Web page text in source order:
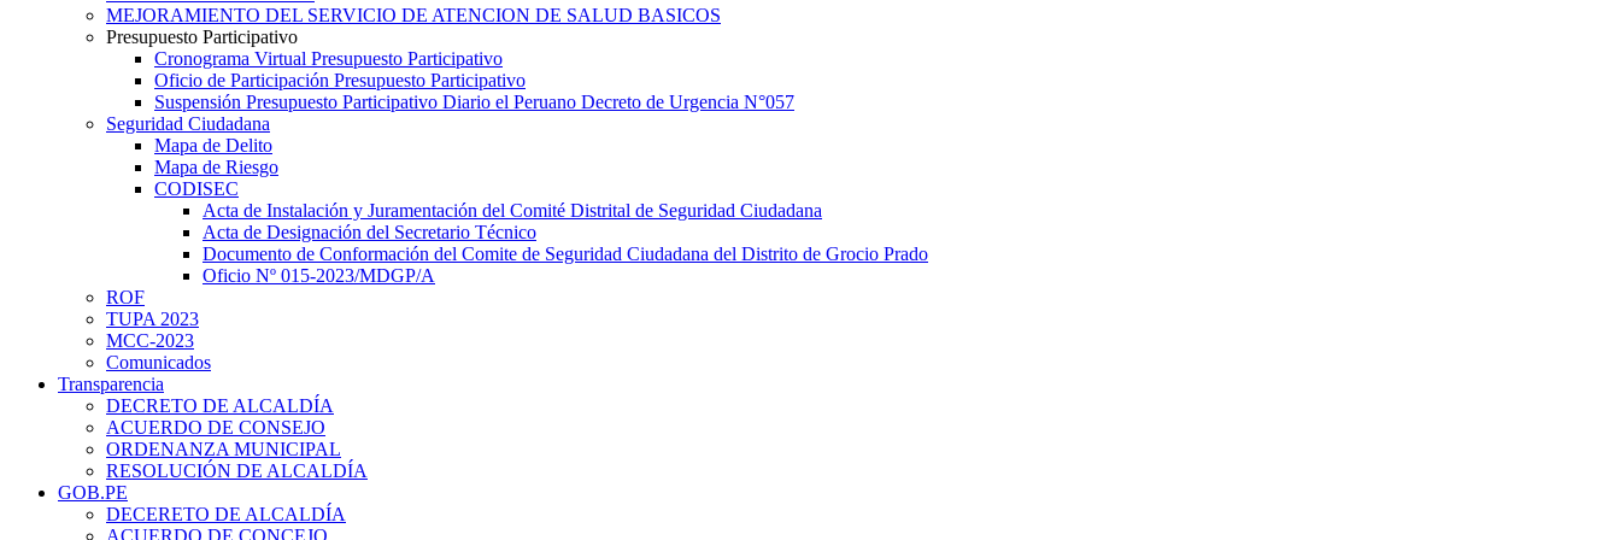
MEJORAMIENTO DEL SERVICIO DE ATENCION DE SALUD BASICOS
Presupuesto Participativo
Cronograma Virtual Presupuesto Participativo
Oficio de Participación Presupuesto Participativo
Suspensión Presupuesto Participativo Diario el Peruano Decreto de Urgencia N°057
Seguridad Ciudadana
Mapa de Delito
Mapa de Riesgo
CODISEC
Acta de Instalación y Juramentación del Comité Distrital de Seguridad Ciudadana
Acta de Designación del Secretario Técnico
Documento de Conformación del Comite de Seguridad Ciudadana del Distrito de Grocio Prado
Oficio Nº 015-2023/MDGP/A
ROF
TUPA 2023
MCC-2023
Comunicados
Transparencia
DECRETO DE ALCALDÍA
ACUERDO DE CONSEJO
ORDENANZA MUNICIPAL
RESOLUCIÓN DE ALCALDÍA
GOB.PE
DECERETO DE ALCALDÍA
ACUERDO DE CONCEJO